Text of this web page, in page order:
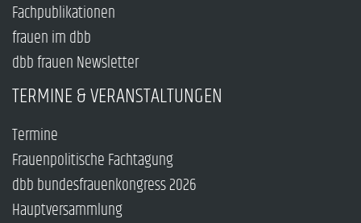
Fachpublikationen
frauen im dbb
dbb frauen Newsletter
TERMINE & VERANSTALTUNGEN
Termine
Frauenpolitische Fachtagung
dbb bundesfrauenkongress 2026
Hauptversammlung